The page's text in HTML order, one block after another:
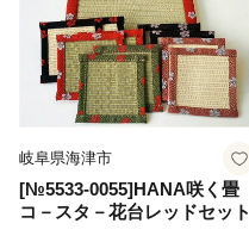
岐阜県海津市
[№5533-0055]HANA咲く畳
コ－スタ－花台レッドセット